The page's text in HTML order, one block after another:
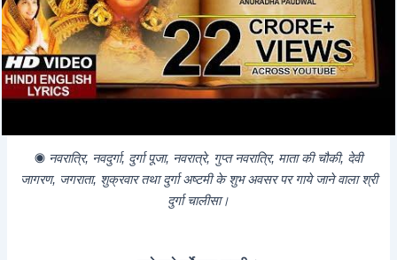
◉ नवरात्रि, नवदुर्गा, दुर्गा पूजा, नवरात्रे, गुप्त नवरात्रि, माता की चौकी, देवी
जागरण, जगराता, शुक्रवार तथा दुर्गा अष्टमी के शुभ अवसर पर गाये जाने वाला श्री
दुर्गा चालीसा।